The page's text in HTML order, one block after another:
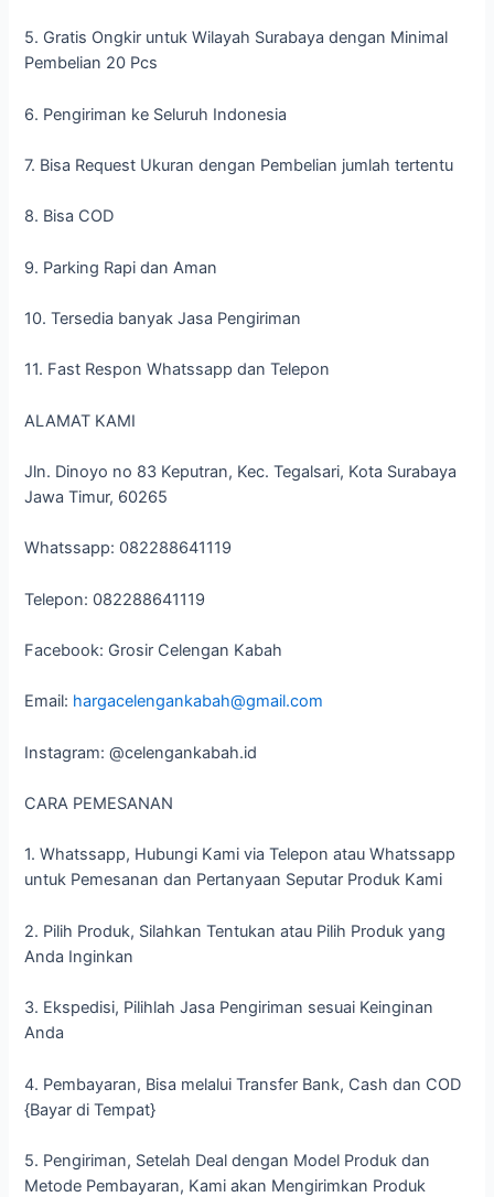
5. Gratis Ongkir untuk Wilayah Surabaya dengan Minimal
Pembelian 20 Pcs
6. Pengiriman ke Seluruh Indonesia
7. Bisa Request Ukuran dengan Pembelian jumlah tertentu
8. Bisa COD
9. Parking Rapi dan Aman
10. Tersedia banyak Jasa Pengiriman
11. Fast Respon Whatssapp dan Telepon
ALAMAT KAMI
Jln. Dinoyo no 83 Keputran, Kec. Tegalsari, Kota Surabaya
Jawa Timur, 60265
Whatssapp: 082288641119
Telepon: 082288641119
Facebook: Grosir Celengan Kabah
Email: hargacelengankabah@gmail.com
Instagram: @celengankabah.id
CARA PEMESANAN
1. Whatssapp, Hubungi Kami via Telepon atau Whatssapp
untuk Pemesanan dan Pertanyaan Seputar Produk Kami
2. Pilih Produk, Silahkan Tentukan atau Pilih Produk yang
Anda Inginkan
3. Ekspedisi, Pilihlah Jasa Pengiriman sesuai Keinginan
Anda
4. Pembayaran, Bisa melalui Transfer Bank, Cash dan COD
{Bayar di Tempat}
5. Pengiriman, Setelah Deal dengan Model Produk dan
Metode Pembayaran, Kami akan Mengirimkan Produk